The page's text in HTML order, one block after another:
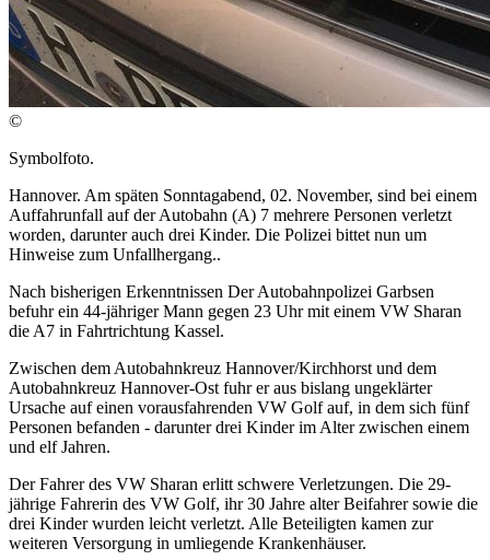
©
Symbolfoto.
Hannover. Am späten Sonntagabend, 02. November, sind bei einem
Auffahrunfall auf der Autobahn (A) 7 mehrere Personen verletzt
worden, darunter auch drei Kinder. Die Polizei bittet nun um
Hinweise zum Unfallhergang..
Nach bisherigen Erkenntnissen Der Autobahnpolizei Garbsen
befuhr ein 44-jähriger Mann gegen 23 Uhr mit einem VW Sharan
die A7 in Fahrtrichtung Kassel.
Zwischen dem Autobahnkreuz Hannover/Kirchhorst und dem
Autobahnkreuz Hannover-Ost fuhr er aus bislang ungeklärter
Ursache auf einen vorausfahrenden VW Golf auf, in dem sich fünf
Personen befanden - darunter drei Kinder im Alter zwischen einem
und elf Jahren.
Der Fahrer des VW Sharan erlitt schwere Verletzungen. Die 29-
jährige Fahrerin des VW Golf, ihr 30 Jahre alter Beifahrer sowie die
drei Kinder wurden leicht verletzt. Alle Beteiligten kamen zur
weiteren Versorgung in umliegende Krankenhäuser.